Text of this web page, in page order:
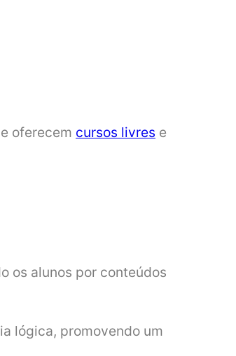
oferecem cursos livres e
os alunos por conteúdos
lógica, promovendo um